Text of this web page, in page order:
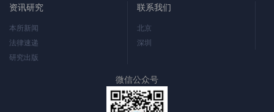
资讯研究
本所新闻
法律速递
研究出版
联系我们
北京
深圳
微信公众号